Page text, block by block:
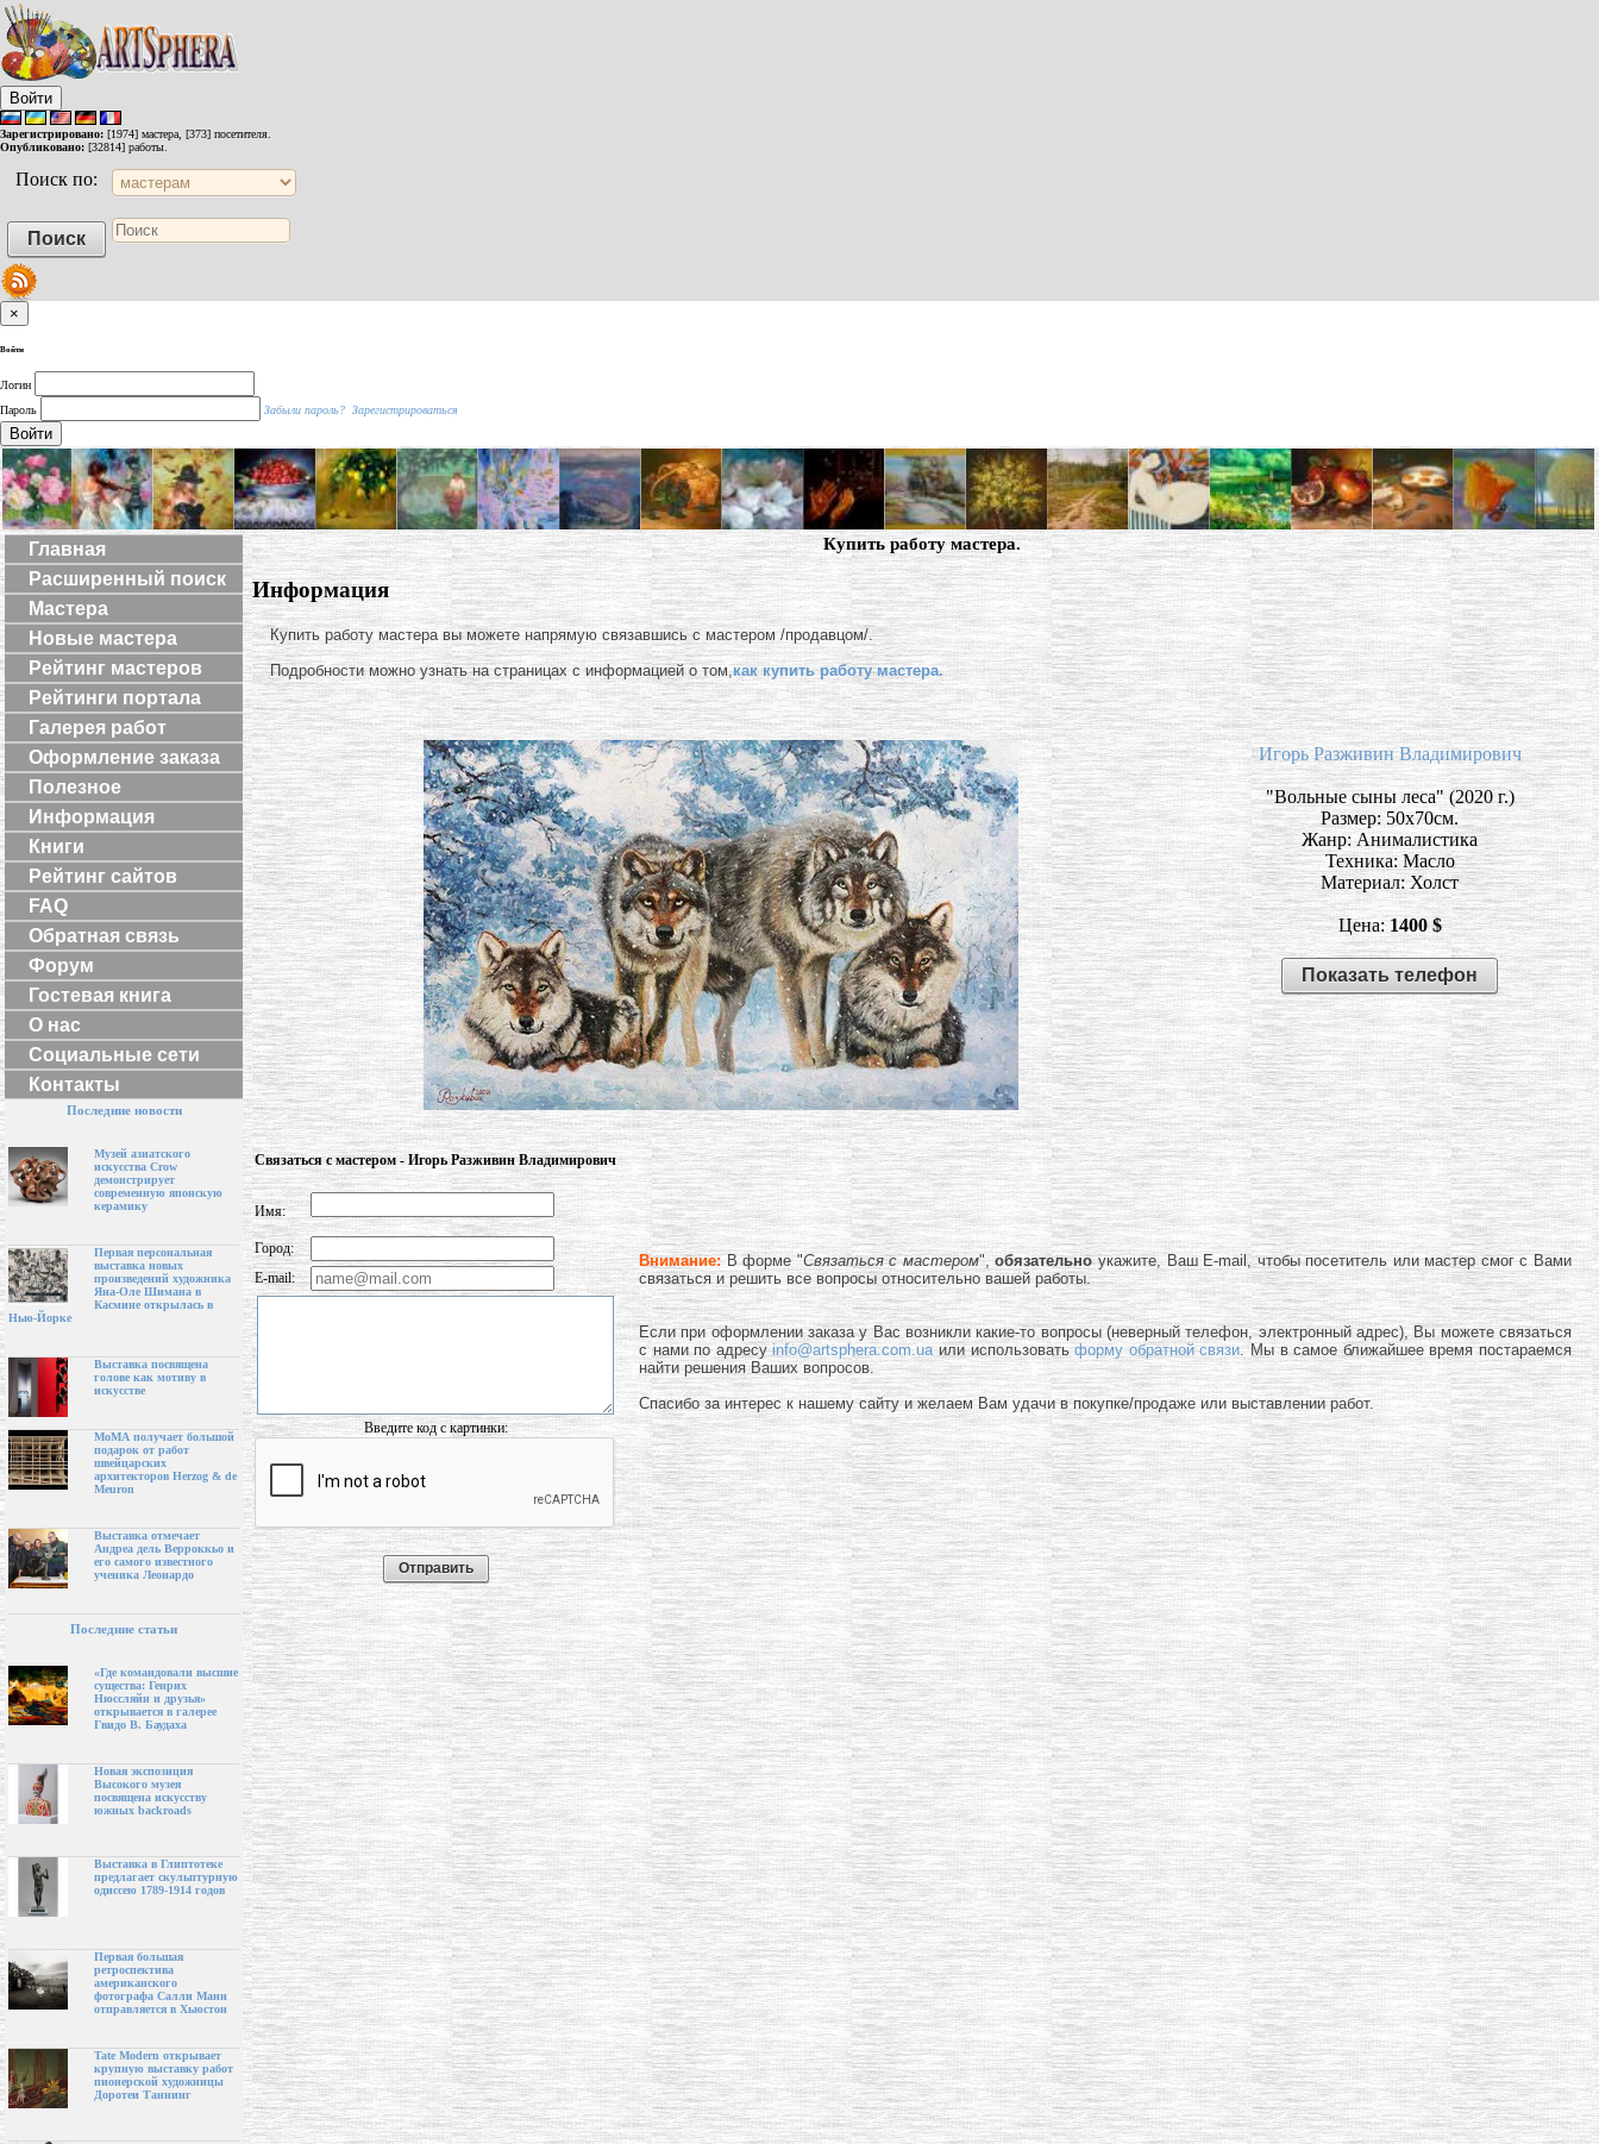
Войти
Зарегистрировано: [1974] мастера, [373] посетителя.
Опубликовано: [32814] работы.
Поиск по:
×
Войти
Логин
Пароль
Забыли пароль? Зарегистрироваться
Войти
Главная
Расширенный поиск
Мастера
Новые мастера
Рейтинг мастеров
Рейтинги портала
Галерея работ
Оформление заказа
Полезное
Информация
Книги
Рейтинг сайтов
FAQ
Обратная связь
Форум
Гостевая книга
О нас
Социальные сети
Контакты
Последние новости
Музей азиатского
искусства Crow
демонстрирует
современную японскую
керамику
Первая персональная
выставка новых
произведений художника
Яна-Оле Шимана в
Касмине открылась в
Нью-Йорке
Выставка посвящена
голове как мотиву в
искусстве
МоМА получает большой
подарок от работ
швейцарских
архитекторов Herzog & de
Meuron
Выставка отмечает
Андреа дель Верроккьо и
его самого известного
ученика Леонардо
Последние статьи
«Где командовали высшие
существа: Генрих
Нюссляйн и друзья»
открывается в галерее
Гвидо В. Баудаха
Новая экспозиция
Высокого музея
посвящена искусству
южных backroads
Выставка в Глиптотеке
предлагает скульптурную
одиссею 1789-1914 годов
Первая большая
ретроспектива
американского
фотографа Салли Манн
отправляется в Хьюстон
Tate Modern открывает
крупную выставку работ
пионерской художницы
Доротеи Таннинг
Купить работу мастера.
Информация
Купить работу мастера вы можете напрямую связавшись с мастером /продавцом/.
Подробности можно узнать на страницах с информацией о том,как купить работу мастера.
Игорь Разживин Владимирович
"Вольные сыны леса" (2020 г.)
Размер: 50х70см.
Жанр: Анималистика
Техника: Масло
Материал: Холст
Цена: 1400 $
Показать телефон
Связаться с мастером - Игорь Разживин Владимирович
Внимание:В форме "Связаться с мастером",обязательноукажите, Ваш E-mail, чтобы посетитель или мастер смог с Вами
связаться и решить все вопросы относительно вашей работы.
Если при оформлении заказа у Вас возникли какие-то вопросы (неверный телефон, электронный адрес), Вы можете связаться
с нами по адресуinfo@artsphera.com.ua или использоватьформу обратной связи . Мы в самое ближайшее время постараемся
найти решения Ваших вопросов.
Спасибо за интерес к нашему сайту и желаем Вам удачи в покупке/продаже или выставлении работ.
Имя:
Город:
E-mail:
Введите код с картинки: